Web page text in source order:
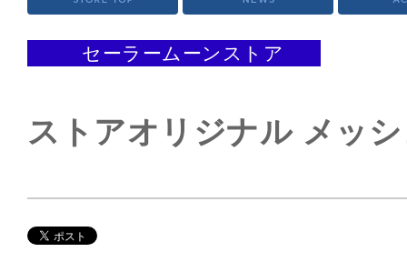
セーラームーンストア
ストアオリジナル メッ